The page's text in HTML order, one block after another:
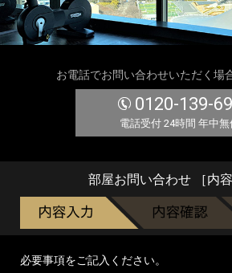
お電話でお問い合わせいただく場
0120-139-
電話受付 24時間 年中無
部屋お問い合わせ ［内容
必要事項をご記入ください。